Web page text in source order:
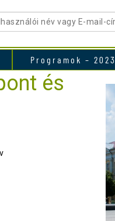
Programok – 2023
és